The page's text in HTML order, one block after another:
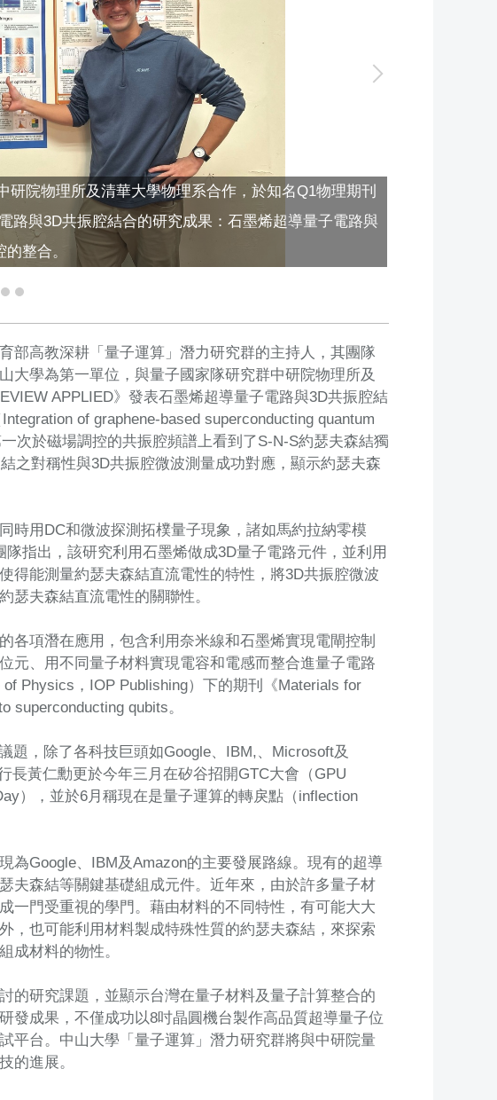
院物理所及清華大學物理系合作，於知名Q1物理期刊
路與3D共振腔結合的研究成果：石墨烯超導量子電路與
整合。
部高教深耕「量子運算」潛力研究群的主持人，其團隊
大學為第一單位，與量子國家隊研究群中研院物理所及
APPLIED》發表石墨烯超導量子電路與3D共振腔結
of graphene-based superconducting quantum
次於磁場調控的共振腔頻譜上看到了S-N-S約瑟夫森結獨
之對稱性與3D共振腔微波測量成功對應，顯示約瑟夫森
時用DC和微波探測拓樸量子現象，諸如馬約拉納零模
指出，該研究利用石墨烯做成3D量子電路元件，並利用
得能測量約瑟夫森結直流電性的特性，將3D共振腔微波
瑟夫森結直流電性的關聯性。
各項潛在應用，包含利用奈米線和石墨烯實現電閘控制
元、用不同量子材料實現電容和電感而整合進量子電路
Physics，IOP Publishing）下的期刊《Materials for
superconducting qubits。
題，除了各科技巨頭如Google、IBM,、Microsoft及
長黃仁勳更於今年三月在矽谷招開GTC大會（GPU
），並於6月稱現在是量子運算的轉戾點（inflection
為Google、IBM及Amazon的主要發展路線。現有的超導
夫森結等關鍵基礎組成元件。近年來，由於許多量子材
一門受重視的學門。藉由材料的不同特性，有可能大大
，也可能利用材料製成特殊性質的約瑟夫森結，來探索
成材料的物性。
的研究課題，並顯示台灣在量子材料及量子計算整合的
發成果，不僅成功以8吋晶圓機台製作高品質超導量子位
平台。中山大學「量子運算」潛力研究群將與中研院量
的進展。